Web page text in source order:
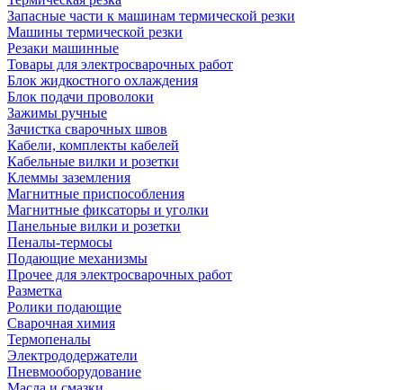
Запасные части к машинам термической резки
Машины термической резки
Резаки машинные
Товары для электросварочных работ
Блок жидкостного охлаждения
Блок подачи проволоки
Зажимы ручные
Зачистка сварочных швов
Кабели, комплекты кабелей
Кабельные вилки и розетки
Клеммы заземления
Магнитные приспособления
Магнитные фиксаторы и уголки
Панельные вилки и розетки
Пеналы-термосы
Подающие механизмы
Прочее для электросварочных работ
Разметка
Ролики подающие
Сварочная химия
Термопеналы
Электрододержатели
Пневмооборудование